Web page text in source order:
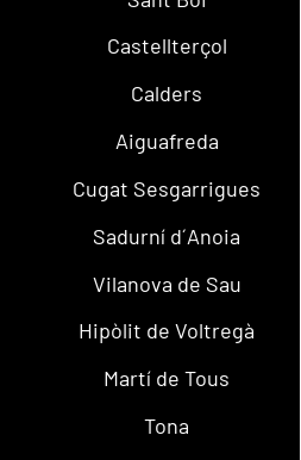
Castellterçol
Calders
Aiguafreda
Cugat Sesgarrigues
Sadurní d´Anoia
Vilanova de Sau
Hipòlit de Voltregà
Martí de Tous
Tona